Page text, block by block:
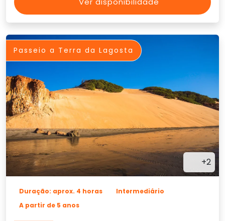
Passeio a Terra da Lagosta
+2
Duração: aprox. 4 horas
Intermediário
A partir de 5 anos